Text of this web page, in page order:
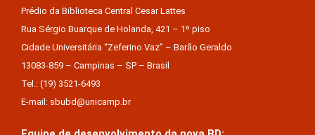
Prédio da Biblioteca Central Cesar Lattes
Rua Sérgio Buarque de Holanda, 421 – 1º piso
Cidade Universitária “Zeferino Vaz” – Barão Geraldo
13083-859 – Campinas – SP – Brasil
Tel.: (19) 3521-6493
E-mail: sbubd@unicamp.br